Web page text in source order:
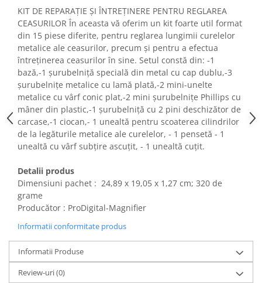
Accesorii si piese masini spalat
vase
Aparate Frigorifice
Aparate Racire Aer
Aragaze si cuptoare cu microunde
Climatizare & sisteme de incalzire
Electrocasnice pentru Bucatarie
Fiare de calcat si masini de cusut
Ingrijire Locuinta
Purificatoare de aer
Fashion
Bijuterii
Ceasuri barbatesti
Cutii, curele si accesorii ceasuri
Genti si accesorii barbati
Genti si accesorii femei
Imbracaminte barbati
KIT DE REPARAȚIE ȘI ÎNTREȚINERE PENTRU REGLAREA
CEASURILOR În aceasta vă oferim un kit foarte util format
din 15 piese diferite, pentru reglarea lungimii curelelor
metalice ale ceasurilor, precum și pentru a efectua
întreținerea ceasurilor în sine. Setul constă din: -1
bază,-1 șurubelniță specială din metal cu cap dublu,-3
șurubelnițe metalice cu lamă plată,-2 mini-unelte
metalice cu vârf conic plat,-2 mini șurubelnițe Phillips cu
mâner din plastic,-1 șurubelniță cu 2 pini deschizător de
carcase,-1 ciocan,- 1 unealtă pentru scoaterea cilindrilor
de la legăturile metalice ale curelelor, - 1 pensetă - 1
unealtă cu vârf subțire ascuțit, - 1 unealtă cuțit.
Detalii produs
Dimensiuni pachet : ‎ 24,89 x 19,05 x 1,27 cm; 320 de
grame
Producător : ProDigital-Magnifier
Informatii conformitate produs
Informatii Produse
Review-uri(0)